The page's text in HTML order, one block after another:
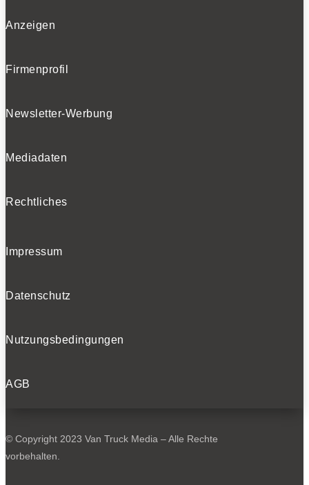
Anzeigen
Firmenprofil
Newsletter-Werbung
Mediadaten
Rechtliches
Impressum
Datenschutz
Nutzungsbedingungen
AGB
© Copyright 2023 Van Truck Media – Alle Rechte
vorbehalten.